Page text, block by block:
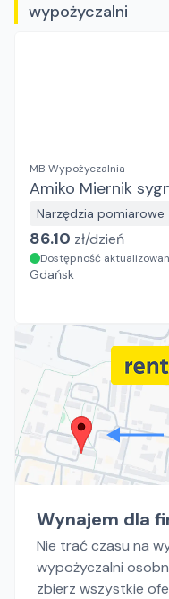
wypożyczalni
MB Wypożyczalnia
Amiko Miernik
Narzędzia pomiarowe
86.10 zł/dzień
Dostępność
Gdańsk
Wynajem dla
Nie trać czasu na
wypożyczalni
zbierz wszystkie